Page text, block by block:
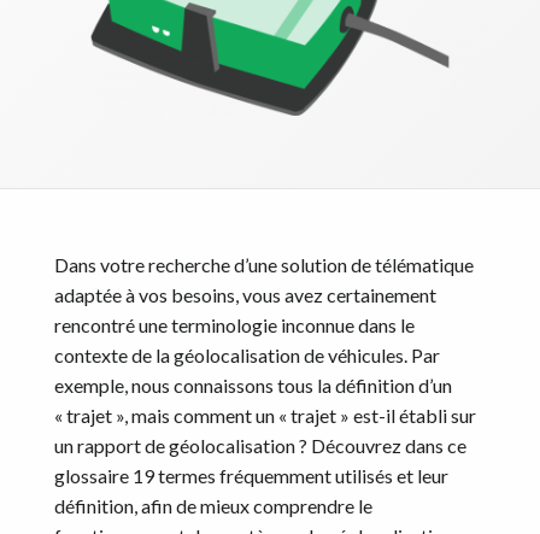
Dans votre recherche d’une solution de télématique
adaptée à vos besoins, vous avez certainement
rencontré une terminologie inconnue dans le
contexte de la géolocalisation de véhicules. Par
exemple, nous connaissons tous la définition d’un
« trajet », mais comment un « trajet » est-il établi sur
un rapport de géolocalisation ? Découvrez dans ce
glossaire 19 termes fréquemment utilisés et leur
définition, afin de mieux comprendre le